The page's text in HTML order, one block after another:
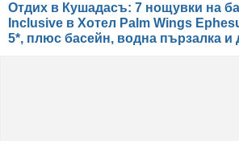
Отдих в Кушадасъ: 7 нощувки на
Inclusive в Хотел Palm Wings
5*, плюс басейн, водна пързалка и